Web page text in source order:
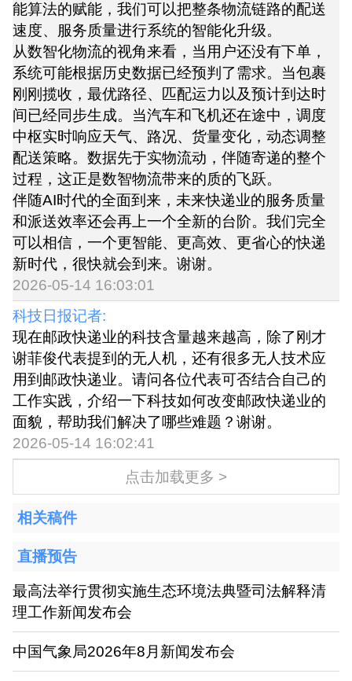
能算法的赋能，我们可以把整条物流链路的配送
速度、服务质量进行系统的智能化升级。
从数智化物流的视角来看，当用户还没有下单，
系统可能根据历史数据已经预判了需求。当包裹
刚刚揽收，最优路径、匹配运力以及预计到达时
间已经同步生成。当汽车和飞机还在途中，调度
中枢实时响应天气、路况、货量变化，动态调整
配送策略。数据先于实物流动，伴随寄递的整个
过程，这正是数智物流带来的质的飞跃。
伴随AI时代的全面到来，未来快递业的服务质量
和派送效率还会再上一个全新的台阶。我们完全
可以相信，一个更智能、更高效、更省心的快递
新时代，很快就会到来。谢谢。
2026-05-14 16:03:01
科技日报记者:
现在邮政快递业的科技含量越来越高，除了刚才
谢菲俊代表提到的无人机，还有很多无人技术应
用到邮政快递业。请问各位代表可否结合自己的
工作实践，介绍一下科技如何改变邮政快递业的
面貌，帮助我们解决了哪些难题？谢谢。
2026-05-14 16:02:41
点击加载更多 >
相关稿件
直播预告
最高法举行贯彻实施生态环境法典暨司法解释清
理工作新闻发布会
中国气象局2026年8月新闻发布会